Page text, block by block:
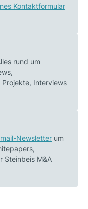
–
für
M2M
und
Kontaktformular
rund um
Projekte, Interviews
Newsletter um
Steinbeis M&A